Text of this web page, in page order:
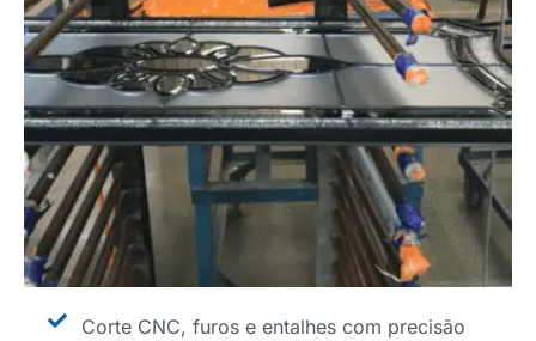
Corte CNC, furos e entalhes com precisão